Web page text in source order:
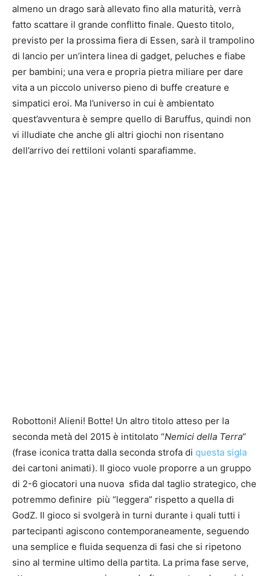
almeno un drago sarà allevato fino alla maturità, verrà
fatto scattare il grande conflitto finale. Questo titolo,
previsto per la prossima fiera di Essen, sarà il trampolino
di lancio per un’intera linea di gadget, peluches e fiabe
per bambini; una vera e propria pietra miliare per dare
vita a un piccolo universo pieno di buffe creature e
simpatici eroi. Ma l’universo in cui è ambientato
quest’avventura è sempre quello di Baruffus, quindi non
vi illudiate che anche gli altri giochi non risentano
dell’arrivo dei rettiloni volanti sparafiamme.
Robottoni! Alieni! Botte! Un altro titolo atteso per la
seconda metà del 2015 è intitolato “Nemici della Terra”
(frase iconica tratta dalla seconda strofa di questa sigla
dei cartoni animati). Il gioco vuole proporre a un gruppo
di 2-6 giocatori una nuova sfida dal taglio strategico, che
potremmo definire più “leggera” rispetto a quella di
GodZ. Il gioco si svolgerà in turni durante i quali tutti i
partecipanti agiscono contemporaneamente, seguendo
una semplice e fluida sequenza di fasi che si ripetono
sino al termine ultimo della partita. La prima fase serve,